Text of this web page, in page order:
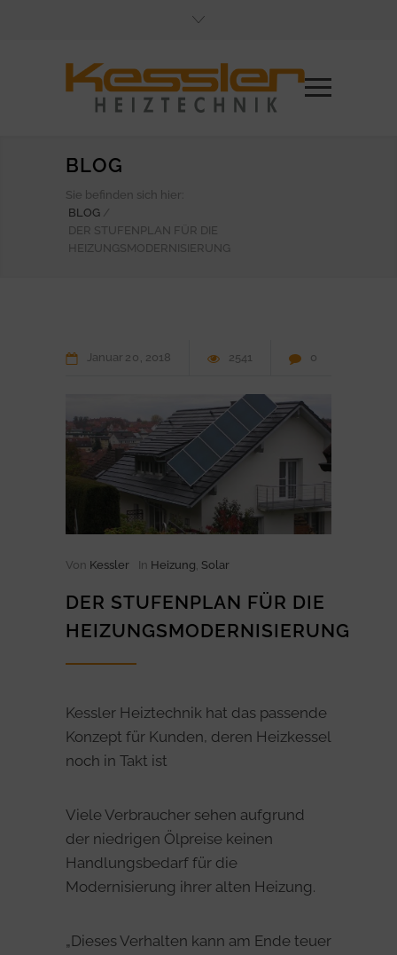
BLOG
Sie befinden sich hier:
BLOG /
DER STUFENPLAN FÜR DIE
HEIZUNGSMODERNISIERUNG
Januar 20 2018 2541 0
Von Kessler In Heizung, Solar
DER STUFENPLAN FÜR DIE
HEIZUNGSMODERNISIERUNG
Kessler Heiztechnik hat das passende
Konzept für Kunden, deren Heizkessel
noch in Takt ist
Viele Verbraucher sehen aufgrund
der niedrigen Ölpreise keinen
Handlungsbedarf für die
Modernisierung ihrer alten Heizung.
„Dieses Verhalten kann am Ende teuer